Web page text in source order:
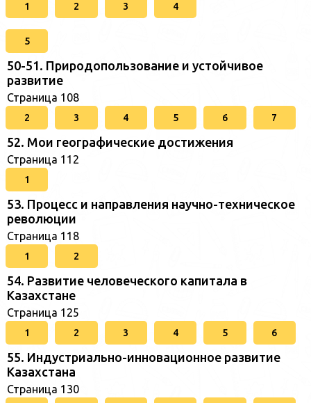
1 2 3 4
5
50-51. Природопользование и устойчивое
развитие
Страница 108
2 3 4 5 6 7
52. Мои географические достижения
Страница 112
1
53. Процесс и направления научно-техническое
революции
Страница 118
1 2
54. Развитие человеческого капитала в
Казахстане
Страница 125
1 2 3 4 5 6
55. Индустриально-инновационное развитие
Казахстана
Страница 130